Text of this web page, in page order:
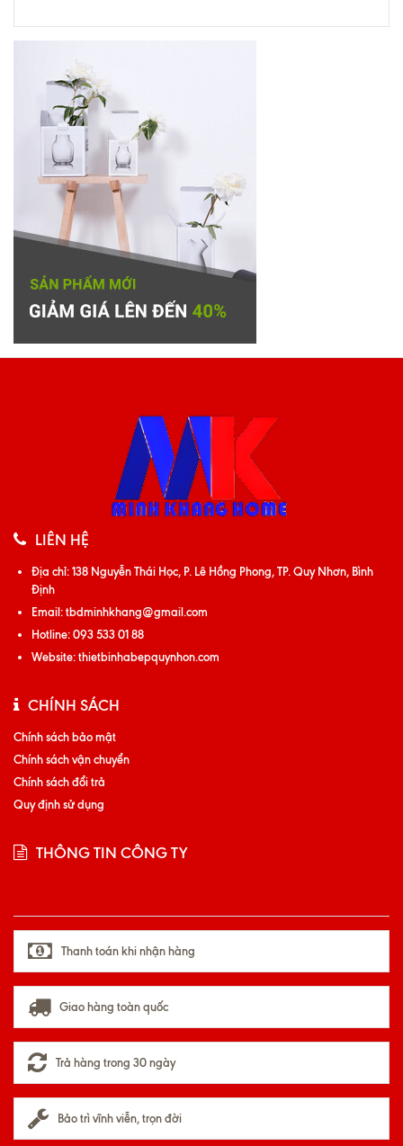
LIÊN HỆ
Địa chỉ:138 Nguyễn Thái Học, P. Lê Hồng Phong, TP. Quy Nhơn, Bình
Định
Email:tbdminhkhang@gmail.com
Hotline:093 533 01 88
Website:thietbinhabepquynhon.com
CHÍNH SÁCH
Chính sách bảo mật
Chính sách vận chuyển
Chính sách đổi trả
Quy định sử dụng
THÔNG TIN CÔNG TY
Thanh toán khi nhận hàng
Giao hàng toàn quốc
Trả hàng trong 30 ngày
Bảo trì vĩnh viễn, trọn đời